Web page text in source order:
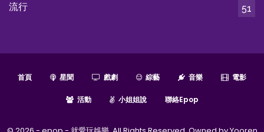
流行
51
首頁 星聞 戲劇 綜藝 音樂 電影
活動 小姐姐說 聯絡epop